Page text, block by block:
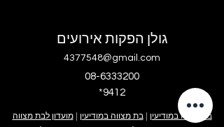
גולן הפקות אירועים
4377548@gmail.com
08-6333200
בר מצווה במודיעין |בת מצווה במודיעין |מועדון לבת מצווה
*9412